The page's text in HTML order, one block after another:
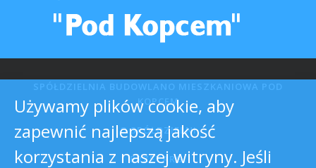
KOPCEM
O SPÓŁDZIELNI
PRZETARGI
Używamy plików cookie, aby
zapewnić najlepszą jakość
korzystania z naszej witryny. Jeśli